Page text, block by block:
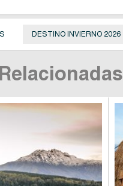
DESTINO INVIERNO 2026